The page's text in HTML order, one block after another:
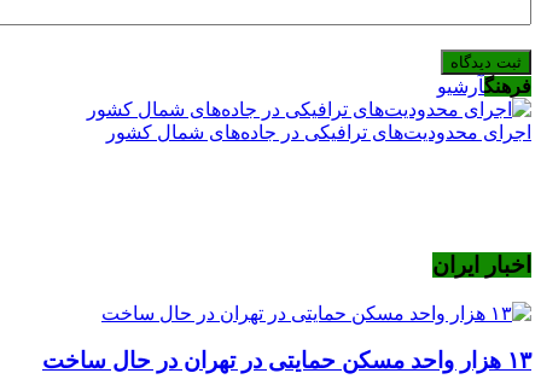
فرهنگآرشیو
اجرای محدودیت‌های ترافیکی در جاده‌های شمال کشور
اخبار ایران
۱۳ هزار واحد مسکن حمایتی در تهران در حال ساخت